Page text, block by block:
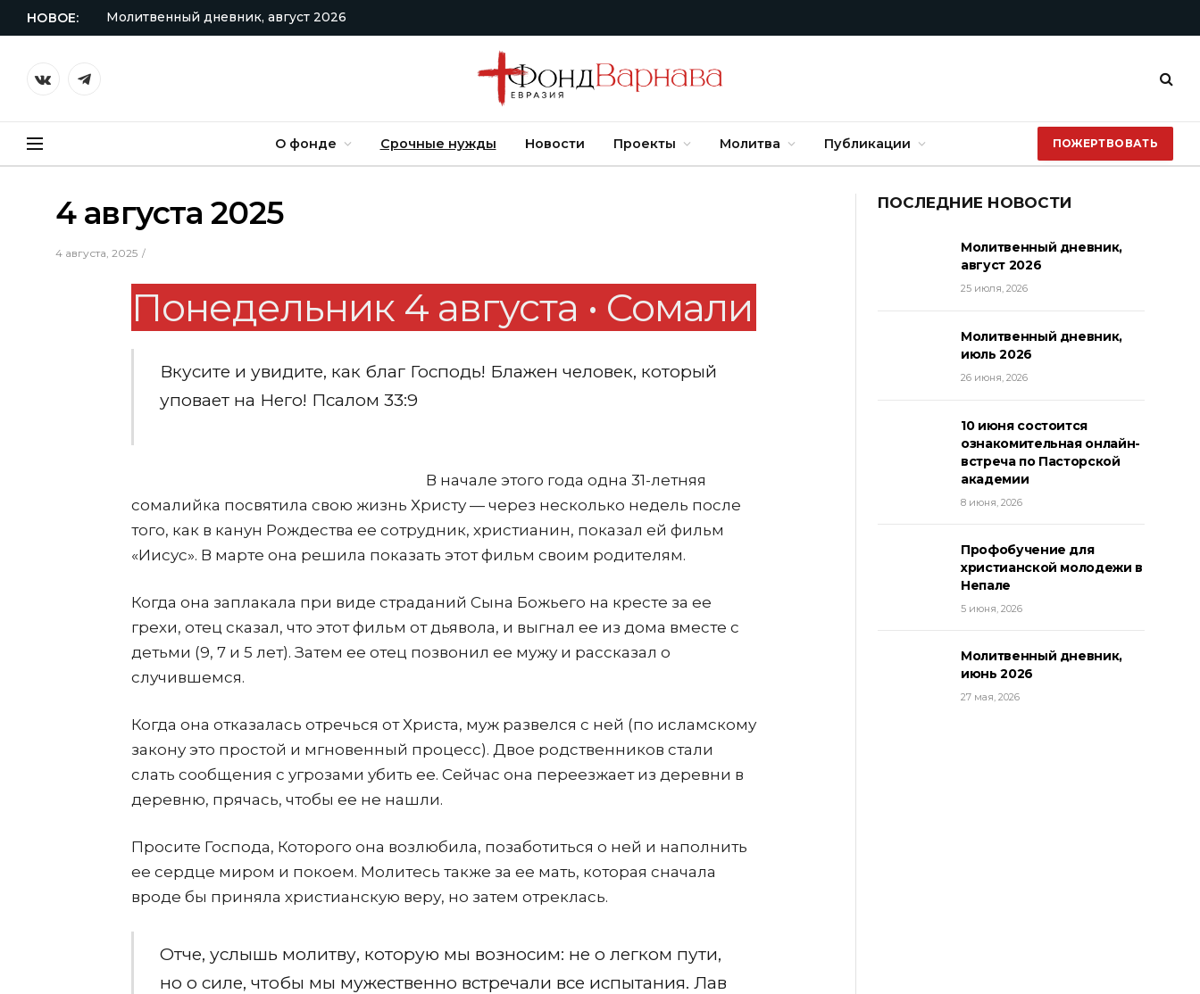
НОВОЕ: Молитвенный дневник, август 2026
VKontakteTelegram
О фонде Срочные нужды Новости Проекты Молитва Публикации ПОЖЕРТВОВАТЬ
4 августа 2025
4 августа, 2025
Понедельник 4 августа • Сомали
Вкусите и увидите, как благ Господь! Блажен человек, который
уповает на Него! Псалом 33:9
В начале этого года одна 31-летняя
сомалийка посвятила свою жизнь Христу — через несколько недель после
того, как в канун Рождества ее сотрудник, христианин, показал ей фильм
«Иисус». В марте она решила показать этот фильм своим родителям.
Когда она заплакала при виде страданий Сына Божьего на кресте за ее
грехи, отец сказал, что этот фильм от дьявола, и выгнал ее из дома вместе с
детьми (9, 7 и 5 лет). Затем ее отец позвонил ее мужу и рассказал о
случившемся.
Когда она отказалась отречься от Христа, муж развелся с ней (по исламскому
закону это простой и мгновенный процесс). Двое родственников стали
слать сообщения с угрозами убить ее. Сейчас она переезжает из деревни в
деревню, прячась, чтобы ее не нашли.
Просите Господа, Которого она возлюбила, позаботиться о ней и наполнить
ее сердце миром и покоем. Молитесь также за ее мать, которая сначала
вроде бы приняла христианскую веру, но затем отреклась.
Отче, услышь молитву, которую мы возносим: не о легком пути,
но о силе, чтобы мы мужественно встречали все испытания. Лав
ПОСЛЕДНИЕ НОВОСТИ
Молитвенный дневник,
август 2026
25 июля, 2026
Молитвенный дневник,
июль 2026
26 июня, 2026
10 июня состоится
ознакомительная онлайн-
встреча по Пасторской
академии
8 июня, 2026
Профобучение для
христианской молодежи в
Непале
5 июня, 2026
Молитвенный дневник,
июнь 2026
27 мая, 2026